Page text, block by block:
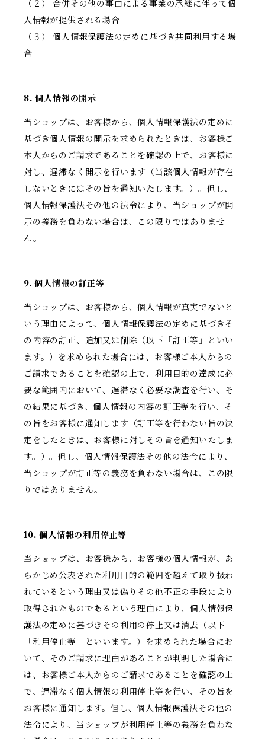
（２） 合併その他の事由による事業の承継に伴って個
人情報が提供される場合
（３） 個人情報保護法の定めに基づき共同利用する場
合
8. 個人情報の開示
当ショップは、お客様から、個人情報保護法の定めに
基づき個人情報の開示を求められたときは、お客様ご
本人からのご請求であることを確認の上で、お客様に
対し、遅滞なく開示を行います（当該個人情報が存在
しないときにはその旨を通知いたします。）。但し、
個人情報保護法その他の法令により、当ショップが開
示の義務を負わない場合は、この限りではありませ
ん。
9. 個人情報の訂正等
当ショップは、お客様から、個人情報が真実でないと
いう理由によって、個人情報保護法の定めに基づきそ
の内容の訂正、追加又は削除（以下「訂正等」といい
ます。）を求められた場合には、お客様ご本人からの
ご請求であることを確認の上で、利用目的の達成に必
要な範囲内において、遅滞なく必要な調査を行い、そ
の結果に基づき、個人情報の内容の訂正等を行い、そ
の旨をお客様に通知します（訂正等を行わない旨の決
定をしたときは、お客様に対しその旨を通知いたしま
す。）。但し、個人情報保護法その他の法令により、
当ショップが訂正等の義務を負わない場合は、この限
りではありません。
10. 個人情報の利用停止等
当ショップは、お客様から、お客様の個人情報が、あ
らかじめ公表された利用目的の範囲を超えて取り扱わ
れているという理由又は偽りその他不正の手段により
取得されたものであるという理由により、個人情報保
護法の定めに基づきその利用の停止又は消去（以下
「利用停止等」といいます。）を求められた場合にお
いて、そのご請求に理由があることが判明した場合に
は、お客様ご本人からのご請求であることを確認の上
で、遅滞なく個人情報の利用停止等を行い、その旨を
お客様に通知します。但し、個人情報保護法その他の
法令により、当ショップが利用停止等の義務を負わな